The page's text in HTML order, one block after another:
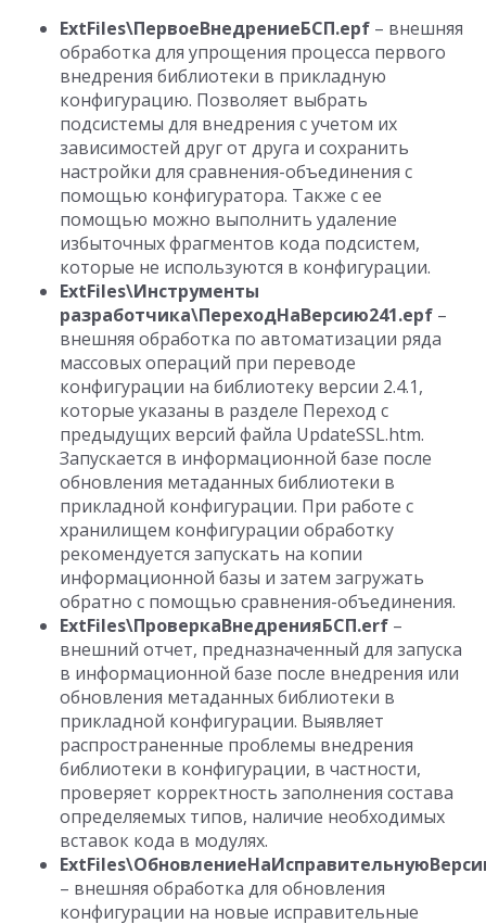
ExtFiles\ПервоеВнедрениеБСП.epf – внешняя
обработка для упрощения процесса первого
внедрения библиотеки в прикладную
конфигурацию. Позволяет выбрать
подсистемы для внедрения с учетом их
зависимостей друг от друга и сохранить
настройки для сравнения-объединения с
помощью конфигуратора. Также с ее
помощью можно выполнить удаление
избыточных фрагментов кода подсистем,
которые не используются в конфигурации.
ExtFiles\Инструменты
разработчика\ПереходНаВерсию241.epf –
внешняя обработка по автоматизации ряда
массовых операций при переводе
конфигурации на библиотеку версии 2.4.1,
которые указаны в разделе Переход с
предыдущих версий файла UpdateSSL.htm.
Запускается в информационной базе после
обновления метаданных библиотеки в
прикладной конфигурации. При работе с
хранилищем конфигурации обработку
рекомендуется запускать на копии
информационной базы и затем загружать
обратно с помощью сравнения-объединения.
ExtFiles\ПроверкаВнедренияБСП.erf –
внешний отчет, предназначенный для запуска
в информационной базе после внедрения или
обновления метаданных библиотеки в
прикладной конфигурации. Выявляет
распространенные проблемы внедрения
библиотеки в конфигурации, в частности,
проверяет корректность заполнения состава
определяемых типов, наличие необходимых
вставок кода в модулях.
– внешняя обработка для обновления
конфигурации на новые исправительные